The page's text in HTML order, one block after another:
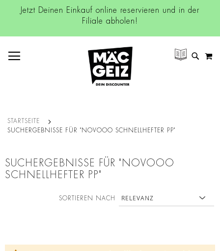
Jetzt Deinen Einkauf online reservieren und in der
Filiale abholen!
SUCHE
STARTSEITE
SUCHERGEBNISSE FÜR "NOVOOO SCHNELLHEFTER PP"
SUCHERGEBNISSE FÜR "NOVOOO
SCHNELLHEFTER PP"
SORTIEREN NACH